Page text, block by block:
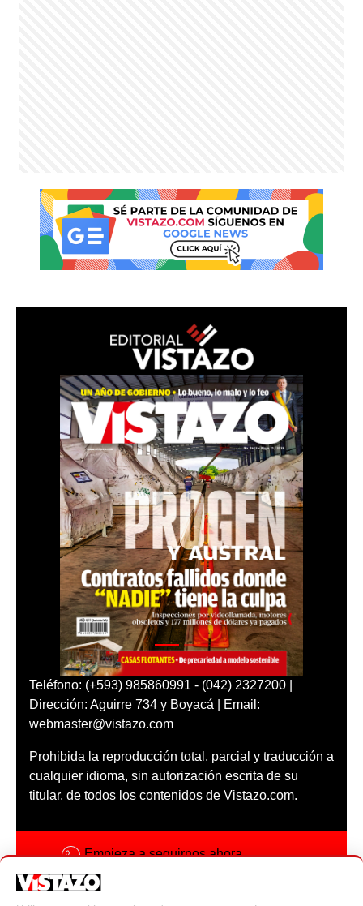
Teléfono: (+593) 985860991 - (042) 2327200 |
Dirección: Aguirre 734 y Boyacá | Email:
webmaster@vistazo.com
Prohibida la reproducción total, parcial y traducción a
cualquier idioma, sin autorización escrita de su
titular, de todos los contenidos de Vistazo.com.
Empieza a seguirnos ahora